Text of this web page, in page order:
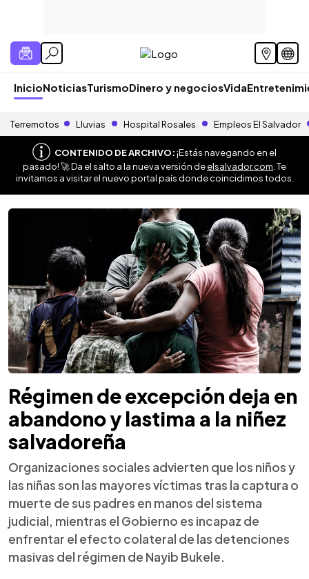
InicioNoticiasTurismoDinero y negociosVida
Terremotos Lluvias Hospital Rosales Empleos El Salvador
CONTENIDO DE ARCHIVO:¡Estás navegando en el
pasado! 🚀 Da el salto a la nueva versión deelsalvador.com . Te
invitamos a visitar el nuevo portal país donde coincidimos todos.
Régimen de excepción deja en
abandono y lastima a la niñez
salvadoreña
Organizaciones sociales advierten que los niños y
las niñas son las mayores víctimas tras la captura o
muerte de sus padres en manos del sistema
judicial, mientras el Gobierno es incapaz de
enfrentar el efecto colateral de las detenciones
masivas del régimen de Nayib Bukele.